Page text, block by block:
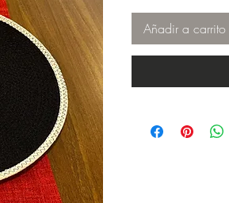
Añadir a carrito